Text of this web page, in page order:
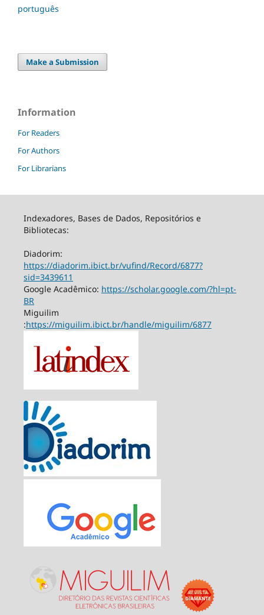
português
Make a Submission
Information
For Readers
For Authors
For Librarians
Indexadores, Bases de Dados, Repositórios e
Bibliotecas:
Diadorim:
https://diadorim.ibict.br/vufind/Record/6877?
sid=3439611
Google Acadêmico: https://scholar.google.com/?hl=pt-
BR
Miguilim
:https://miguilim.ibict.br/handle/miguilim/6877